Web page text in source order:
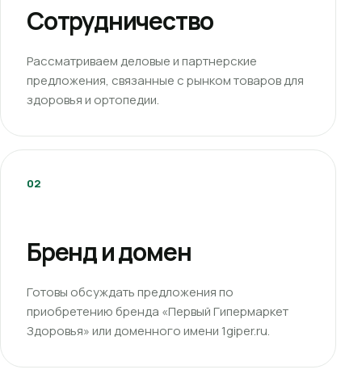
Сотрудничество
Рассматриваем деловые и партнерские
предложения, связанные с рынком товаров для
здоровья и ортопедии.
02
Бренд и домен
Готовы обсуждать предложения по
приобретению бренда «Первый Гипермаркет
Здоровья» или доменного имени 1giper.ru.